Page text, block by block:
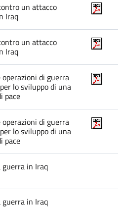
un attacco
Iraq
un attacco
Iraq
di guerra
lo sviluppo di una
pace
di guerra
lo sviluppo di una
pace
in Iraq
in Iraq